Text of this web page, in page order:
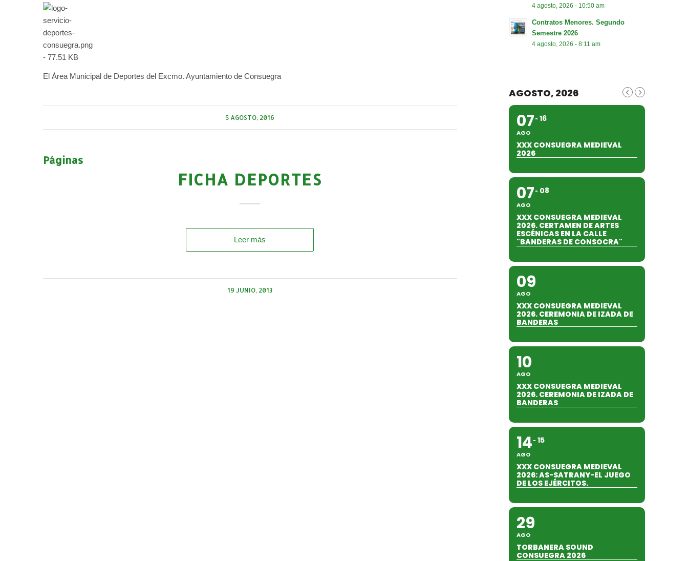
El Área Municipal de Deportes del Excmo. Ayuntamiento de Consuegra
5 AGOSTO, 2016
Páginas
FICHA DEPORTES
Leer más
19 JUNIO, 2013
4 agosto, 2026 - 10:50 am
Contratos Menores. Segundo
Semestre 2026
4 agosto, 2026 - 8:11 am
AGOSTO, 2026
07
AGO
16
XXX CONSUEGRA MEDIEVAL
2026
07
AGO
08
XXX CONSUEGRA MEDIEVAL
2026. CERTAMEN DE ARTES
ESCÉNICAS EN LA CALLE
"BANDERAS DE CONSOCRA"
09
AGO
XXX CONSUEGRA MEDIEVAL
2026. CEREMONIA DE IZADA DE
BANDERAS
10
AGO
XXX CONSUEGRA MEDIEVAL
2026. CEREMONIA DE IZADA DE
BANDERAS
14
AGO
15
XXX CONSUEGRA MEDIEVAL
2026: AS-SATRANY-EL JUEGO
DE LOS EJÉRCITOS.
29
AGO
TORBANERA SOUND
CONSUEGRA 2026